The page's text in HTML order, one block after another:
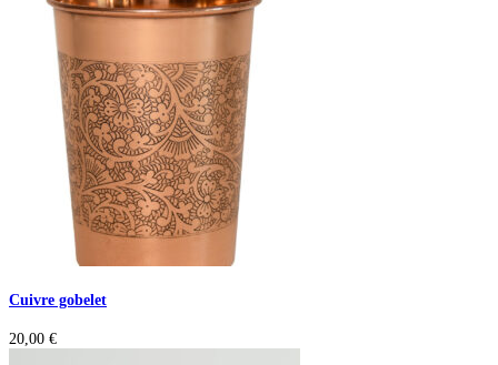
Cuivre gobelet
20,00 €